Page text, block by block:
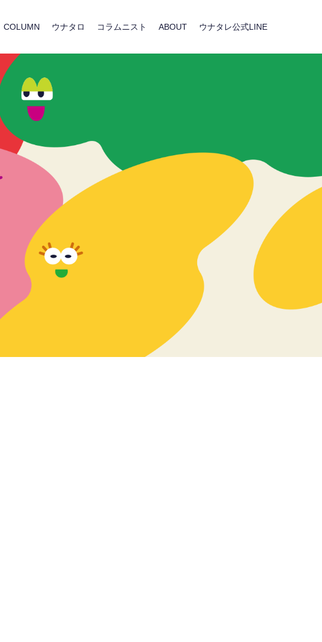
COLUMN ウナタロ コラムニスト ABOUT ウナタレ公式LINE